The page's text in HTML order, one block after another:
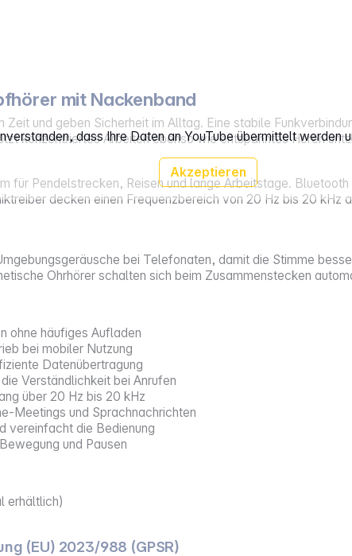
dass Ihre Daten an YouTube übermittelt werden
Akzeptieren
mit Nackenband
und geben Sicherheit im Alltag. Eine stabile
konzentriertes Arbeiten ebenso wie entspanntes Hören
für Pendelstrecken, Reisen und lange Arbeitstage.
decken einen Frequenzbereich von 20 Hz bis 20 kHz
bei Telefonaten, damit die Stimme
Ohrhörer schalten sich beim Zusammenstecken
ohne häufiges Aufladen
bei mobiler Nutzung
Datenübertragung
Verständlichkeit bei Anrufen
über 20 Hz bis 20 kHz
Meetings und Sprachnachrichten
vereinfacht die Bedienung
und Pausen
erhältlich)
(EU) 2023/988 (GPSR)